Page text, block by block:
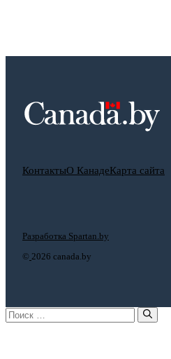
КонтактыО КанадеКарта сайта
© 2026 canada.by
Разработка Spartan.by
Поиск: